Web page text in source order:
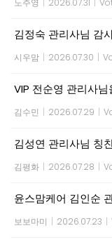
김정숙 관리사님 감
시우맘 | 2026.07.30 |
VIP 전순영 관리사
김수민 | 2026.07.29 |
김성연 관리사님 칭
김평화 | 2026.07.28 |
윤스맘케어 김인순
보보마미 | 2026.07.23 |